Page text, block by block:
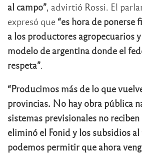
al campo”, advirtió Rossi. El
expresó que “es hora de ponerse
a los productores agropecuarios
modelo de argentina donde el
respeta”.
“Producimos más de lo que
provincias. No hay obra pública
sistemas previsionales no reciben
eliminó el Fonid y los subsidios
podemos permitir que ahora